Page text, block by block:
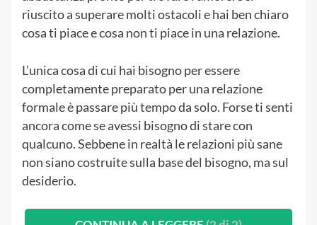
riuscito a superare molti ostacoli e hai ben chiaro
cosa ti piace e cosa non ti piace in una relazione.
L’unica cosa di cui hai bisogno per essere
completamente preparato per una relazione
formale è passare più tempo da solo. Forse ti senti
ancora come se avessi bisogno di stare con
qualcuno. Sebbene in realtà le relazioni più sane
non siano costruite sulla base del bisogno, ma sul
desiderio.